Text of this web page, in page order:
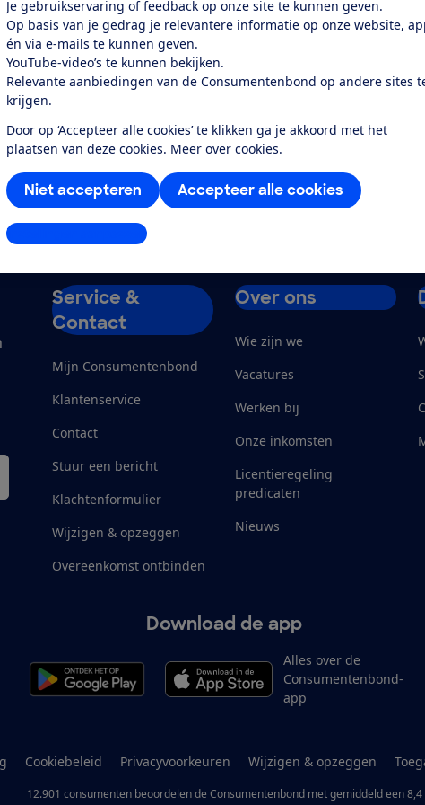
Je gebruikservaring of feedback op onze site te kunnen geven.
Op basis van je gedrag je relevantere informatie op onze website,
én via e-mails te kunnen geven.
YouTube-video’s te kunnen bekijken.
Relevante aanbiedingen van de Consumentenbond op andere sites
krijgen.
Door op ‘Accepteer alle cookies’ te klikken ga je akkoord met het
plaatsen van deze cookies. Meer over cookies.
Accepteer alle cookies
Niet accepteren
Instellingen aanpassen
zijn populaire onderwerpen. Dat merken we aan
die hierover bij ons binnenkomen. Voor het boek
we 250 heel diverse vragen en de antwoorden
van het boek Hoe zit dat?
zit dat?'
Service &
Contact
Mijn Consumentenbond
Klantenservice
Contact
Stuur een bericht
Klachtenformulier
Wijzigen & opzeggen
Overeenkomst ontbinden
Over ons
Wie zijn we
Vacatures
Werken bij
Onze inkomsten
Licentieregeling
predicaten
Nieuws
Download de app
Alles over de
Consumentenbond-
app
Cookiebeleid Privacyvoorkeuren Wijzigen & opzeggen
12.901 consumenten beoordelen de Consumentenbondmet gemiddeld een 8,4